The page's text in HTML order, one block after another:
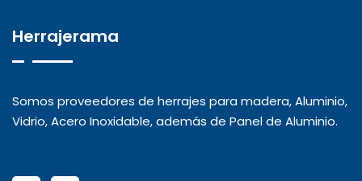
Herrajerama
Somos proveedores de herrajes para madera, Aluminio,
Vidrio, Acero Inoxidable, además de Panel de Aluminio.